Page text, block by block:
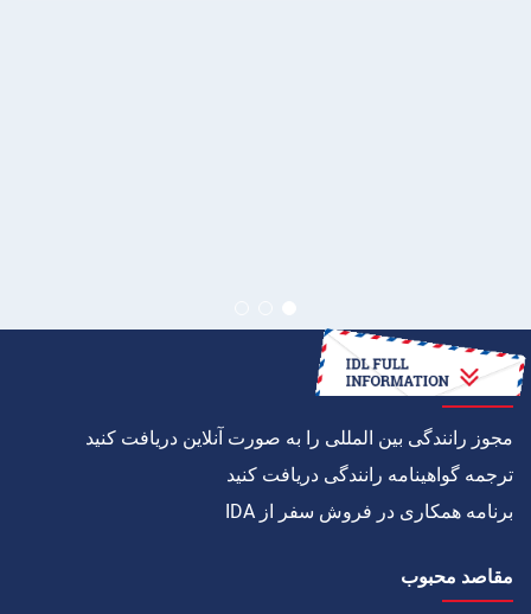
چگونه به
مجوز رانندگی بین المللی را به صورت آنلاین دریافت کنید
ترجمه گواهینامه رانندگی دریافت کنید
برنامه همکاری در فروش سفر از IDA
مقاصد محبوب